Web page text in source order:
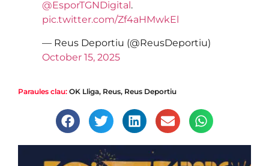
@EsporTGNDigital .
pic.twitter.com/Zf4aHMwkEl
— Reus Deportiu (@ReusDeportiu)
October 15, 2025
Paraules clau: OK Lliga, Reus, Reus Deportiu